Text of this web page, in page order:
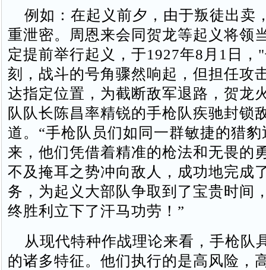
例如：在起义前夕，由于叛徒出卖
重泄密。周恩来会同贺龙等起义将领
定提前举行起义，于1927年8月1日，
刻，战斗的号角骤然响起，但担任攻
达指定位置，为截断敌军退路，贺龙
队队长陈昌率精锐的手枪队疾驰封锁
道。“手枪队员们如同一群敏捷的猎
来，他们凭借着精准的枪法和无畏的
不及掩耳之势冲向敌人，成功地完成
务，为起义大部队争取到了宝贵时间
终胜利立下了汗马功劳！”
从现代特种作战理论来看，手枪队
的诸多特征。他们执行的是高风险，